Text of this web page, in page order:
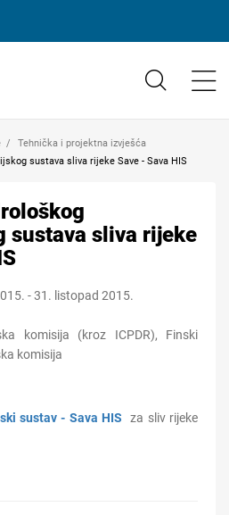
Tehnička i projektna izvješća
sustava sliva rijeke Save - Sava HIS
sustava sliva rijeke
- 31. listopad 2015.
komisija (kroz ICPDR), Finski
komisija
sustav- Sava HIS
za sliv rijeke